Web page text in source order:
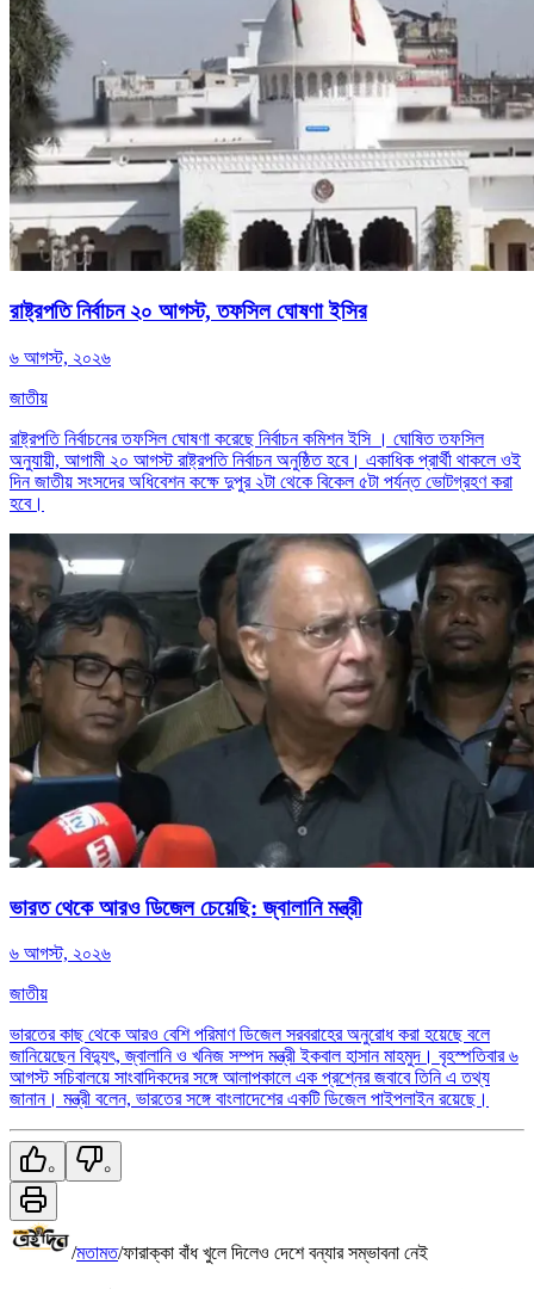
রাষ্ট্রপতি নির্বাচন ২০ আগস্ট, তফসিল ঘোষণা ইসির
৬ আগস্ট, ২০২৬
জাতীয়
রাষ্ট্রপতি নির্বাচনের তফসিল ঘোষণা করেছে নির্বাচন কমিশন ইসি । ঘোষিত তফসিল
অনুযায়ী, আগামী ২০ আগস্ট রাষ্ট্রপতি নির্বাচন অনুষ্ঠিত হবে। একাধিক প্রার্থী থাকলে ওই
দিন জাতীয় সংসদের অধিবেশন কক্ষে দুপুর ২টা থেকে বিকেল ৫টা পর্যন্ত ভোটগ্রহণ করা
হবে।
ভারত থেকে আরও ডিজেল চেয়েছি: জ্বালানি মন্ত্রী
৬ আগস্ট, ২০২৬
জাতীয়
ভারতের কাছ থেকে আরও বেশি পরিমাণ ডিজেল সরবরাহের অনুরোধ করা হয়েছে বলে
জানিয়েছেন বিদ্যুৎ, জ্বালানি ও খনিজ সম্পদ মন্ত্রী ইকবাল হাসান মাহমুদ। বৃহস্পতিবার ৬
আগস্ট সচিবালয়ে সাংবাদিকদের সঙ্গে আলাপকালে এক প্রশ্নের জবাবে তিনি এ তথ্য
জানান। মন্ত্রী বলেন, ভারতের সঙ্গে বাংলাদেশের একটি ডিজেল পাইপলাইন রয়েছে।
০ ০
/মতামত/ফারাক্কা বাঁধ খুলে দিলেও দেশে বন্যার সম্ভাবনা নেই